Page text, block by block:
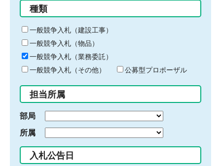
る
キ
ー
ワ
ー
ド
入
力
種類
一般競争入札（建設工事）
一般競争入札（物品）
一般競争入札（業務委託）
一般競争入札（その他）
公募型プロポーザル
担当所属
部局
所属
入札公告日